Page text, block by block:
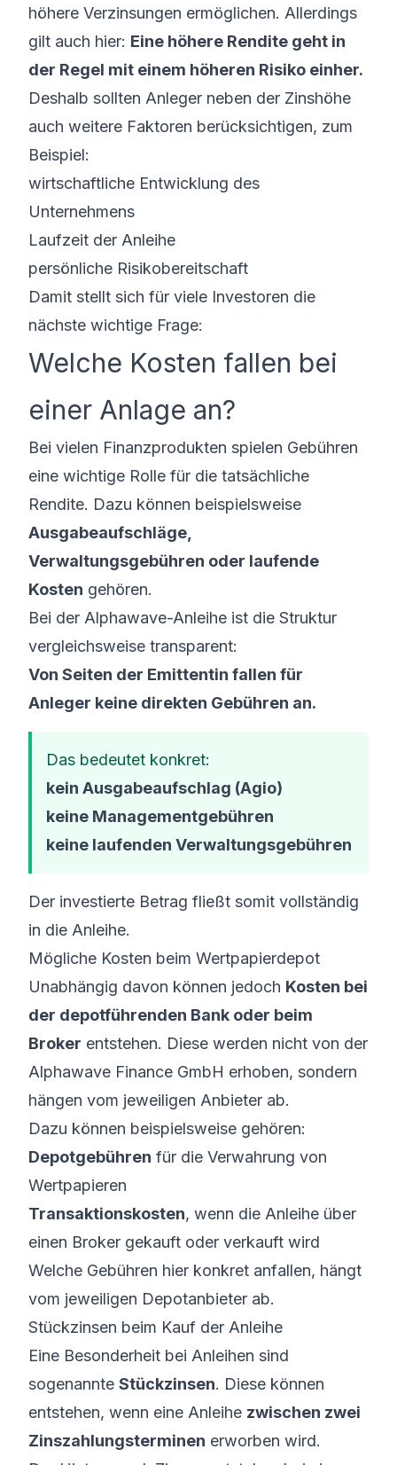
höhere Verzinsungen ermöglichen. Allerdings
gilt auch hier: Eine höhere Rendite geht in
der Regel mit einem höheren Risiko einher.
Deshalb sollten Anleger neben der Zinshöhe
auch weitere Faktoren berücksichtigen, zum
Beispiel:
wirtschaftliche Entwicklung des
Unternehmens
Laufzeit der Anleihe
persönliche Risikobereitschaft
Damit stellt sich für viele Investoren die
nächste wichtige Frage:
Welche Kosten fallen bei
einer Anlage an?
Bei vielen Finanzprodukten spielen Gebühren
eine wichtige Rolle für die tatsächliche
Rendite. Dazu können beispielsweise
Ausgabeaufschläge,
Verwaltungsgebühren oder laufende
Kosten gehören.
Bei der Alphawave-Anleihe ist die Struktur
vergleichsweise transparent:
Von Seiten der Emittentin fallen für
Anleger keine direkten Gebühren an.
Das bedeutet konkret:
kein Ausgabeaufschlag (Agio)
keine Managementgebühren
keine laufenden Verwaltungsgebühren
Der investierte Betrag fließt somit vollständig
in die Anleihe.
Mögliche Kosten beim Wertpapierdepot
Unabhängig davon können jedoch Kosten bei
der depotführenden Bank oder beim
Broker entstehen. Diese werden nicht von der
Alphawave Finance GmbH erhoben, sondern
hängen vom jeweiligen Anbieter ab.
Dazu können beispielsweise gehören:
Depotgebühren für die Verwahrung von
Wertpapieren
Transaktionskosten, wenn die Anleihe über
einen Broker gekauft oder verkauft wird
Welche Gebühren hier konkret anfallen, hängt
vom jeweiligen Depotanbieter ab.
Stückzinsen beim Kauf der Anleihe
Eine Besonderheit bei Anleihen sind
sogenannte Stückzinsen. Diese können
entstehen, wenn eine Anleihe zwischen zwei
Zinszahlungsterminen erworben wird.